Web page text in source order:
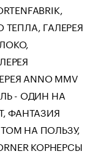
ТЕПЛА, ГАЛЕРЕЯ
ANNO MMV
- ОДИН НА
ФАНТАЗИЯ
НА ПОЛЬЗУ,
КОРНЕРСЫ